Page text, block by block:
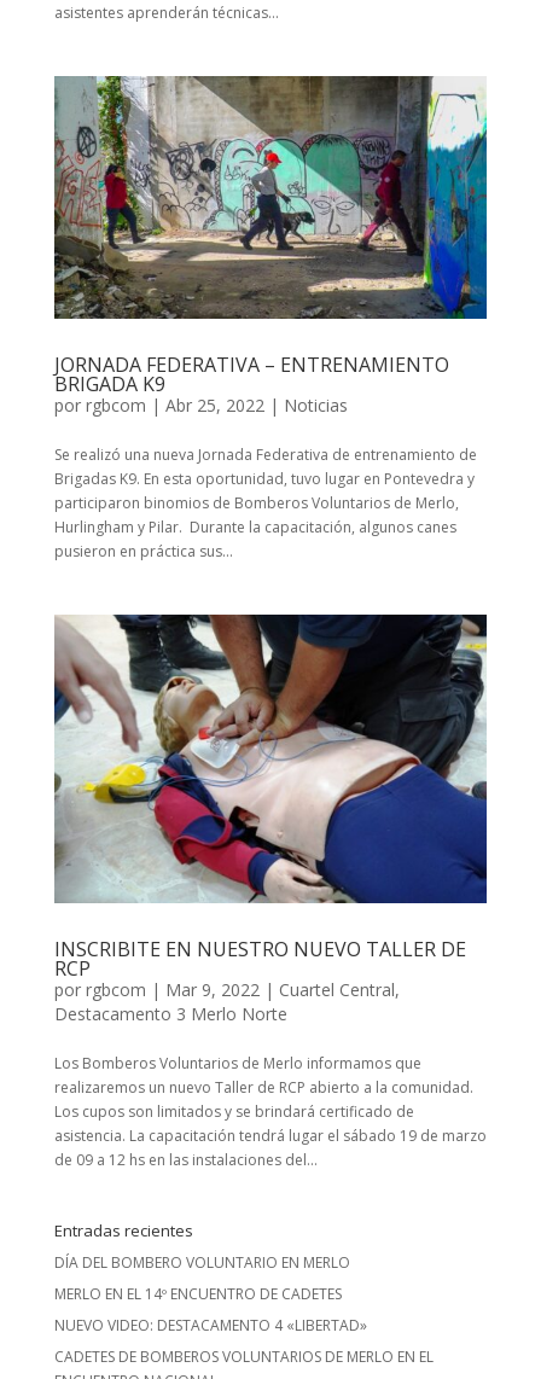
asistentes aprenderán técnicas...
JORNADA FEDERATIVA – ENTRENAMIENTO
BRIGADA K9
por rgbcom | Abr 25, 2022| Noticias
Se realizó una nueva Jornada Federativa de entrenamiento de
Brigadas K9. En esta oportunidad, tuvo lugar en Pontevedra y
participaron binomios de Bomberos Voluntarios de Merlo,
Hurlingham y Pilar. Durante la capacitación, algunos canes
pusieron en práctica sus...
INSCRIBITE EN NUESTRO NUEVO TALLER DE
RCP
por rgbcom | Mar 9, 2022| Cuartel Central,
Destacamento 3 Merlo Norte
Los Bomberos Voluntarios de Merlo informamos que
realizaremos un nuevo Taller de RCP abierto a la comunidad.
Los cupos son limitados y se brindará certificado de
asistencia. La capacitación tendrá lugar el sábado 19 de marzo
de 09 a 12 hs en las instalaciones del...
Entradas recientes
DÍA DEL BOMBERO VOLUNTARIO EN MERLO
MERLO EN EL 14º ENCUENTRO DE CADETES
NUEVO VIDEO: DESTACAMENTO 4 «LIBERTAD»
CADETES DE BOMBEROS VOLUNTARIOS DE MERLO EN EL